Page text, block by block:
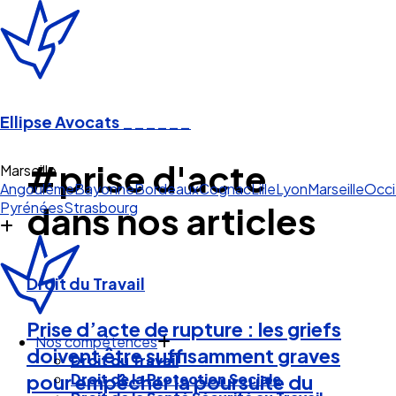
Ellipse Avocats
Marseille
AngoulêmeBayonneBordeauxCognacLilleLyonMarseille
PyrénéesStrasbourg
Nos compétences
Droit du Travail
Droit de la Protection Sociale
#prise d'acte
dans nos articles
Droit du Travail
Prise d’acte de rupture : les griefs
doivent être suffisamment graves
pour empêcher la poursuite du